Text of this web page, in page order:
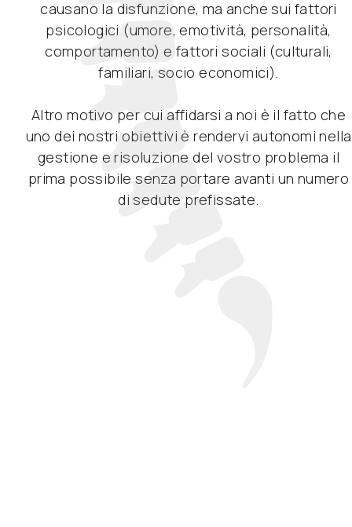
causano la disfunzione, ma anche sui fattori
psicologici (umore, emotività, personalità,
comportamento) e fattori sociali (culturali,
familiari, socio economici).
Altro motivo per cui affidarsi a noi è il fatto che
uno dei nostri obiettivi è rendervi autonomi nella
gestione e risoluzione del vostro problema il
prima possibile senza portare avanti un numero
di sedute prefissate.